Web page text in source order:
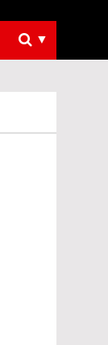
▼